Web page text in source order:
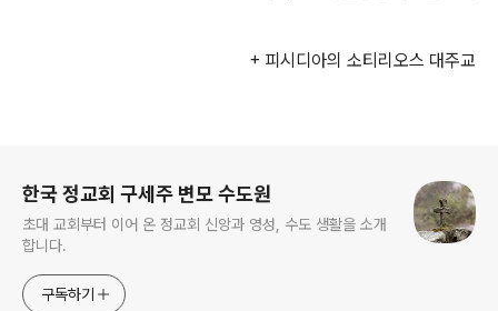
+ 피시디아의 소티리오스 대주교
한국 정교회 구세주 변모 수도원
초대 교회부터 이어 온 정교회 신앙과 영성, 수도 생활을 소개
합니다.
구독하기